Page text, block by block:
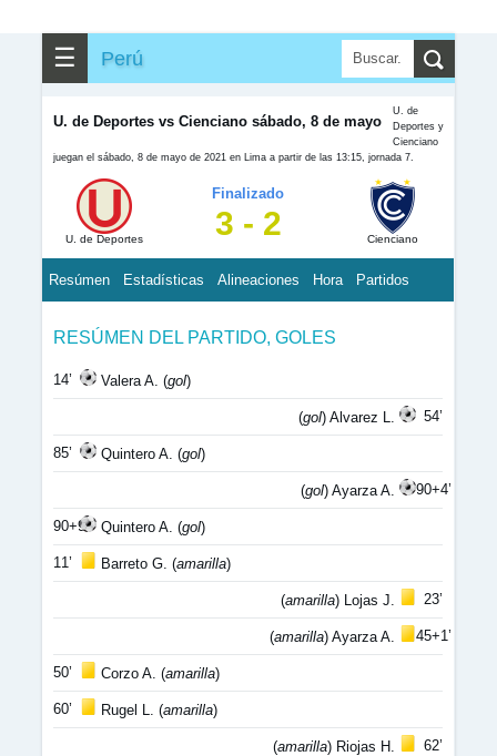
☰ Perú
U. de Deportes vs Cienciano sábado, 8 de mayo
U. de
Deportes y
Cienciano
juegan el sábado, 8 de mayo de 2021 en Lima a partir de las 13:15, jornada 7.
U. de Deportes
Finalizado
3 - 2 Cienciano
Resúmen Estadísticas Alineaciones Hora Partidos
RESÚMEN DEL PARTIDO, GOLES
14’ Valera A. (gol)
(gol) Alvarez L. 54’
85’ Quintero A. (gol)
(gol) Ayarza A. 90+4’
90+9’ Quintero A. (gol)
11’ Barreto G. (amarilla)
(amarilla) Lojas J. 23’
(amarilla) Ayarza A. 45+1’
50’ Corzo A. (amarilla)
60’ Rugel L. (amarilla)
(amarilla) Riojas H. 62’